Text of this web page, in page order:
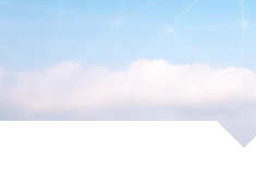
代表ブログ